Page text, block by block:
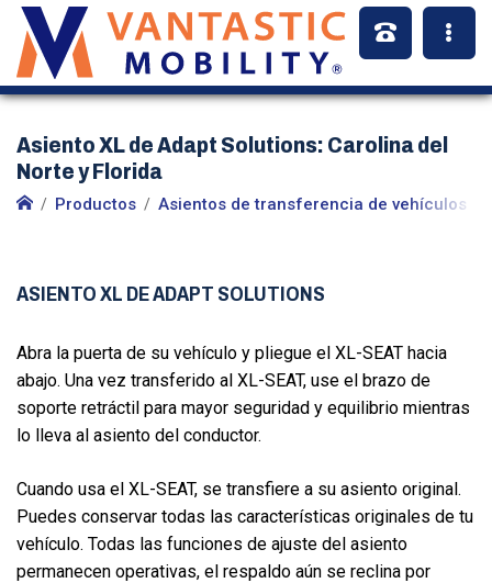
Asiento XL de Adapt Solutions: Carolina del
Norte y Florida
Productos Asientos de transferencia de vehículos
ASIENTO XL DE ADAPT SOLUTIONS
Abra la puerta de su vehículo y pliegue el XL-SEAT hacia
abajo. Una vez transferido al XL-SEAT, use el brazo de
soporte retráctil para mayor seguridad y equilibrio mientras
lo lleva al asiento del conductor.
Cuando usa el XL-SEAT, se transfiere a su asiento original.
Puedes conservar todas las características originales de tu
vehículo. Todas las funciones de ajuste del asiento
permanecen operativas, el respaldo aún se reclina por